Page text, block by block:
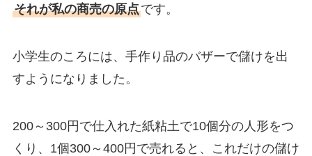
それが私の商売の原点です。
小学生のころには、手作り品のバザーで儲けを出
すようになりました。
200～300円で仕入れた紙粘土で10個分の人形をつ
くり、1個300～400円で売れると、これだけの儲け